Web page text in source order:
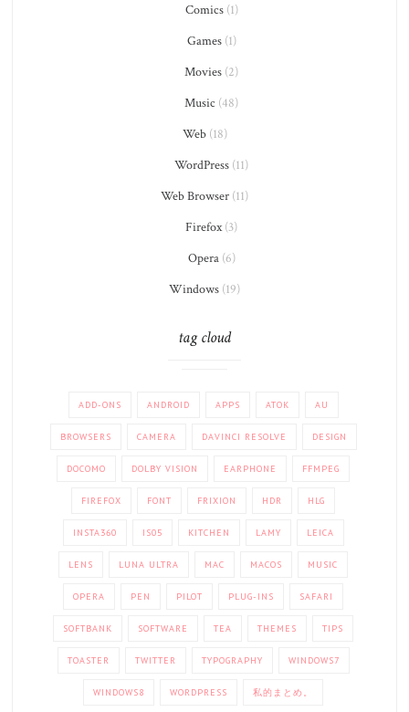
Comics(1)
Games(1)
Movies (2)
Music (48)
Web(18)
WordPress (11)
Web Browser (11)
Firefox(3)
Opera(6)
Windows (19)
tag cloud
ADD-ONS ANDROID APPS ATOK AU
BROWSERS CAMERA DAVINCI RESOLVE DESIGN
DOCOMO DOLBY VISION EARPHONE FFMPEG
FIREFOX FONT FRIXION HDR HLG
INSTA360 IS05 KITCHEN LAMY LEICA
LENS LUNA ULTRA MAC MACOS MUSIC
OPERA PEN PILOT PLUG-INS SAFARI
SOFTBANK SOFTWARE TEA THEMES TIPS
TOASTER TWITTER TYPOGRAPHY WINDOWS7
WINDOWS8 WORDPRESS 私的まとめ。